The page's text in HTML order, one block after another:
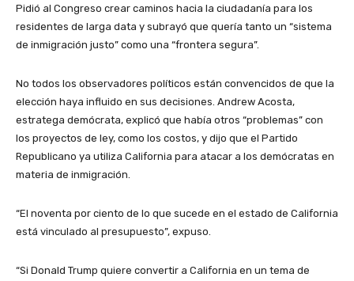
Pidió al Congreso crear caminos hacia la ciudadanía para los
residentes de larga data y subrayó que quería tanto un “sistema
de inmigración justo” como una “frontera segura”.
No todos los observadores políticos están convencidos de que la
elección haya influido en sus decisiones. Andrew Acosta,
estratega demócrata, explicó que había otros “problemas” con
los proyectos de ley, como los costos, y dijo que el Partido
Republicano ya utiliza California para atacar a los demócratas en
materia de inmigración.
“El noventa por ciento de lo que sucede en el estado de California
está vinculado al presupuesto”, expuso.
“Si Donald Trump quiere convertir a California en un tema de